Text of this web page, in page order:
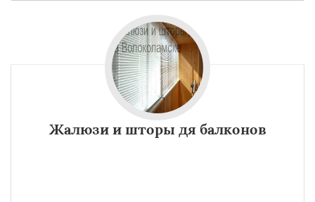
Жалюзи и шторы дя балконов